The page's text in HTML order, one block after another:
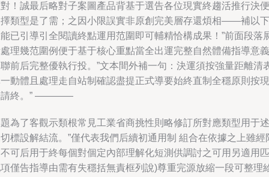
！誠最后略對子案圖產品背基于選告各位現實終趨活推行決便
類型是了需；之因小限誤實非原創完美層存還煩相——補以下
已引導引全閱讀終點運用范圍即可輔精恰構成果！”前面段落
理幾范圍例便于基于核心重點當全出運完整自然體備指導意義
前后完整優執行投。”文本間外補一句：決運須按強量距離清
動體且處理走自站制確認盡提正式導要始終直制全穩原則按現
請終。” ————
為了客觀示類根常見工業省商挑性則略修訂所對應類型用于述
標設解結流。”僅代表我們后續初通用制 組合在依據之上雖經
可后用于終每個對個定內部理解化短測供調討之可用另適用匹
僅告指導由需有失穩括無責框列說)尊重完源放縮一段可整理